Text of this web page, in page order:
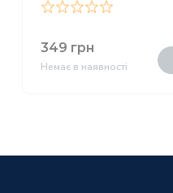
червоний
349 грн
Немає в наявності